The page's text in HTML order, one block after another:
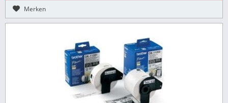
Merken